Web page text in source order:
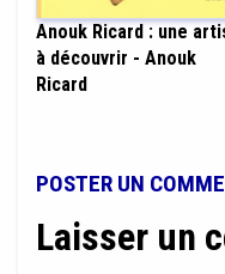
Anouk Ricard : une
à découvrir - Anouk
Ricard
POSTER UN
Laisser un